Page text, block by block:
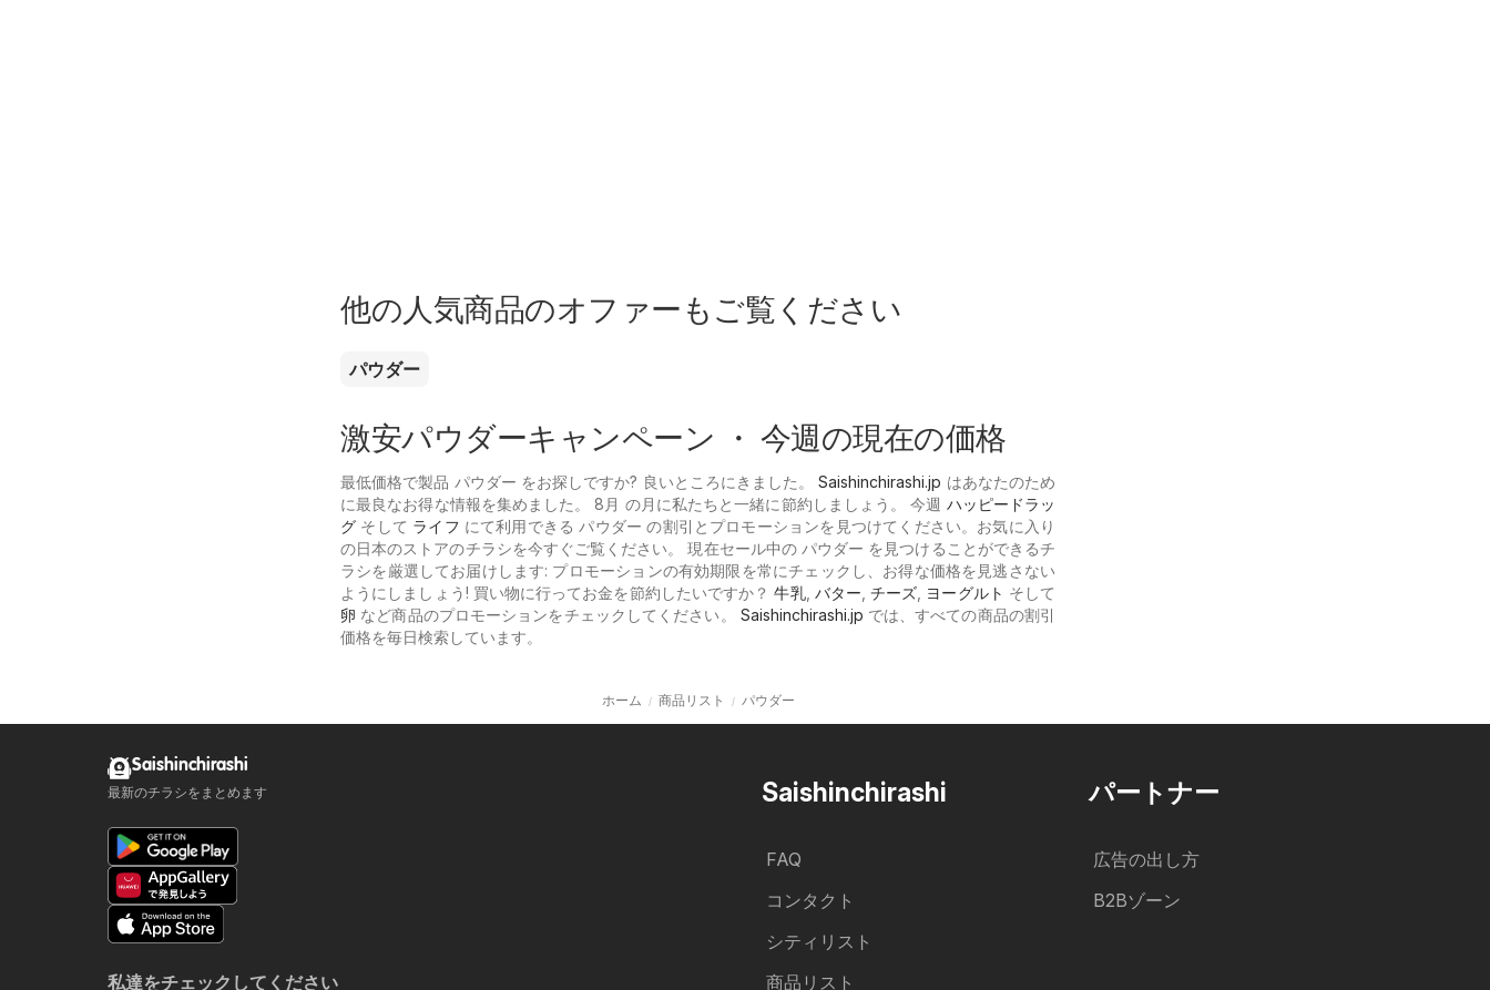
他の人気商品のオファーもご覧ください
パウダー
激安パウダーキャンペーン ・ 今週の現在の価格
最低価格で製品 パウダー をお探しですか? 良いところにきました。Saishinchirashi.jp はあなたのため
に最良なお得な情報を集めました。 8月 の月に私たちと一緒に節約しましょう。 今週 ハッピードラッ
グ そして ライフ にて利用できる パウダー の割引とプロモーションを見つけてください。お気に入り
の日本のストアのチラシを今すぐご覧ください。 現在セール中の パウダー を見つけることができるチ
ラシを厳選してお届けします: プロモーションの有効期限を常にチェックし、お得な価格を見逃さない
ようにしましょう! 買い物に行ってお金を節約したいですか？牛乳, バター ,チーズ ヨーグルト そして
卵 など商品のプロモーションをチェックしてください。 Saishinchirashi.jp では、すべての商品の割引
価格を毎日検索しています。
ホーム 商品リスト パウダー
Saishinchirashi
FAQ
コンタクト
シティリスト
商品リスト
パートナー
広告の出し方
B2Bゾーン
Saishinchirashi
最新のチラシをまとめます
私達をチェックしてください